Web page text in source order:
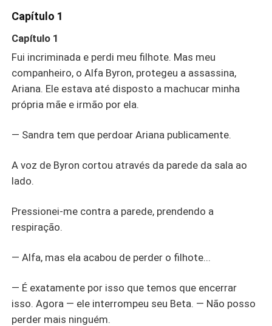
verdade. Nunca. Agora, ela só precisa... obedecer. O
jogou minha família aos lobos. Tudo para proteger a
mulher que matou nosso filho. Meu coração se
despedaçou. Tremendo com uma fúria que nunca havia
conhecido, liguei para a única pessoa com quem não
falava há sete anos. Meu pai, o Alfa Caden. — Pai, vou
queria. Mas tenho uma condição. Preciso da sua ajuda...
para queimar a Alcateia Blackwood até o chão.
Capítulo 1
Capítulo 1
Fui incriminada e perdi meu filhote. Mas meu
companheiro, o Alfa Byron, protegeu a assassina,
Ariana. Ele estava até disposto a machucar minha
própria mãe e irmão por ela.
— Sandra tem que perdoar Ariana publicamente.
A voz de Byron cortou através da parede da sala ao
lado.
Pressionei-me contra a parede, prendendo a
respiração.
— Alfa, mas ela acabou de perder o filhote...
— É exatamente por isso que temos que encerrar
isso. Agora — ele interrompeu seu Beta. — Não posso
perder mais ninguém.